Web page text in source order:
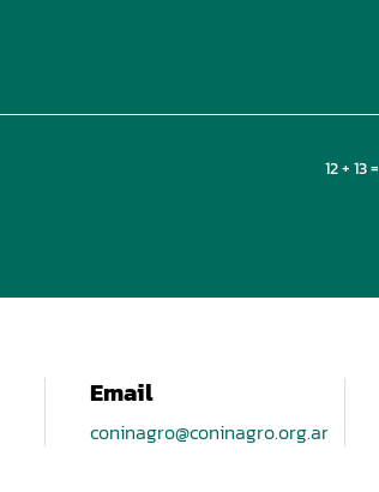
12 + 13=
Email
coninagro@coninagro.org.ar